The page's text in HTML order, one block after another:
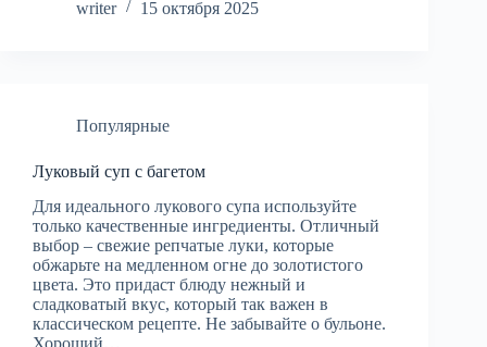
writer
15 октября 2025
Популярные
Луковый суп с багетом
Для идеального лукового супа используйте
только качественные ингредиенты. Отличный
выбор – свежие репчатые луки, которые
обжарьте на медленном огне до золотистого
цвета. Это придаст блюду нежный и
сладковатый вкус, который так важен в
классическом рецепте. Не забывайте о бульоне.